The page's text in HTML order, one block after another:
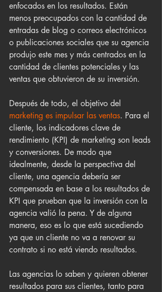
enfocados en los resultados. Están
menos preocupados con la cantidad de
entradas de blog o correos electrónicos
o publicaciones sociales que su agencia
produjo este mes y más centrados en la
cantidad de clientes potenciales y las
ventas que obtuvieron de su inversión.
Después de todo, el objetivo del
marketing es impulsar las ventas. Para el
cliente, los indicadores clave de
rendimiento (KPI) de marketing son leads
y conversiones. De modo que
idealmente, desde la perspectiva del
cliente, una agencia debería ser
compensada en base a los resultados de
KPI que prueban que la inversión con la
agencia valió la pena. Y de alguna
manera, eso es lo que está sucediendo
ya que un cliente no va a renovar su
contrato si no está viendo resultados.
Las agencias lo saben y quieren obtener
resultados para sus clientes, tanto para